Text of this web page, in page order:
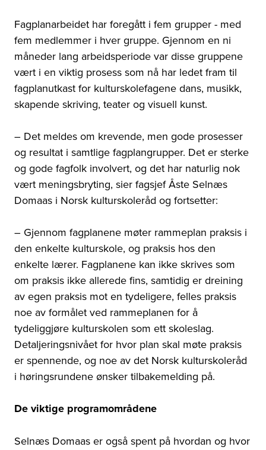
Fagplanarbeidet har foregått i fem grupper - med
fem medlemmer i hver gruppe. Gjennom en ni
måneder lang arbeidsperiode var disse gruppene
vært i en viktig prosess som nå har ledet fram til
fagplanutkast for kulturskolefagene dans, musikk,
skapende skriving, teater og visuell kunst.
– Det meldes om krevende, men gode prosesser
og resultat i samtlige fagplangrupper. Det er sterke
og gode fagfolk involvert, og det har naturlig nok
vært meningsbryting, sier fagsjef Åste Selnæs
Domaas i Norsk kulturskoleråd og fortsetter:
– Gjennom fagplanene møter rammeplan praksis i
den enkelte kulturskole, og praksis hos den
enkelte lærer. Fagplanene kan ikke skrives som
om praksis ikke allerede fins, samtidig er dreining
av egen praksis mot en tydeligere, felles praksis
noe av formålet ved rammeplanen for å
tydeliggjøre kulturskolen som ett skoleslag.
Detaljeringsnivået for hvor plan skal møte praksis
er spennende, og noe av det Norsk kulturskoleråd
i høringsrundene ønsker tilbakemelding på.
De viktige programområdene
Selnæs Domaas er også spent på hvordan og hvor